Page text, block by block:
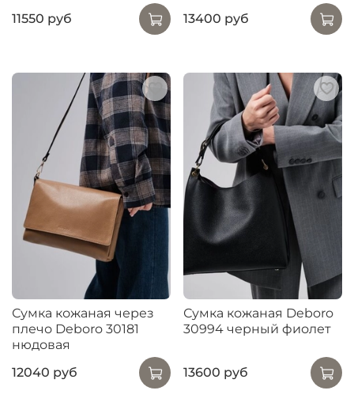
11550 руб
13400 руб
Сумка кожаная через
плечо Deboro 30181
нюдовая
12040 руб
Сумка кожаная Deboro
30994 черный фиолет
13600 руб